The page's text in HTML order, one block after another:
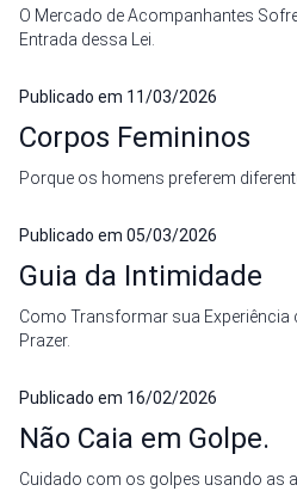
O Mercado de Acompanhantes
Entrada dessa Lei.
Publicado em 11/03/2026
Corpos Femininos
Porque os homens preferem
Publicado em 05/03/2026
Guia da Intimidade
Como Transformar sua Experiência
Prazer.
Publicado em 16/02/2026
Não Caia em Golpe.
Cuidado com os golpes usando as